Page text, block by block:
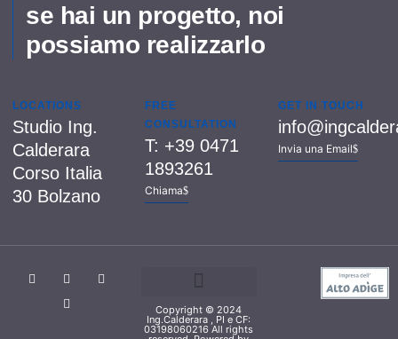
se hai un progetto, noi
possiamo realizzarlo
LOCATIONS
Studio Ing.
Calderara
Corso Italia
30 Bolzano
FREE
CONSULTATION
T: +39 0471
1893261
Chiama
GET IN TOUCH
Invia una Email
Copyright © 2024
Ing.Calderara , PI e CF:
03198060216 All rights